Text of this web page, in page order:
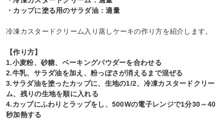
・カップに塗る用のサラダ油：適量
冷凍カスタードクリーム入り蒸しケーキの作り方を紹介します。
【作り方】
1.小麦粉、砂糖、ベーキングパウダーを合わせる
2.牛乳、サラダ油を加え、粉っぽさが消えるまで混ぜる
3.サラダ油を塗ったカップに、生地の1/2、冷凍カスタードクリー
ム、残りの生地を順に入れる
4.カップにふわりとラップをし、500Wの電子レンジで1分30～40
秒加熱する